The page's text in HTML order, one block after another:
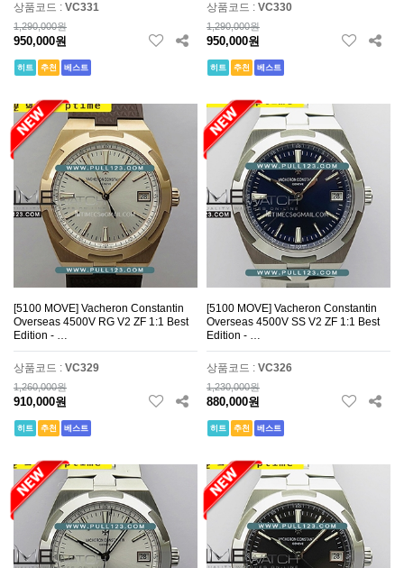
상품코드 : VC331
1,290,000원
950,000원
히트 추천 베스트
상품코드 : VC330
1,290,000원
950,000원
히트 추천 베스트
[5100 MOVE] Vacheron Constantin
Overseas 4500V RG V2 ZF 1:1 Best
Edition - …
상품코드 : VC329
1,260,000원
910,000원
히트 추천 베스트
[5100 MOVE] Vacheron Constantin
Overseas 4500V SS V2 ZF 1:1 Best
Edition - …
상품코드 : VC326
1,230,000원
880,000원
히트 추천 베스트